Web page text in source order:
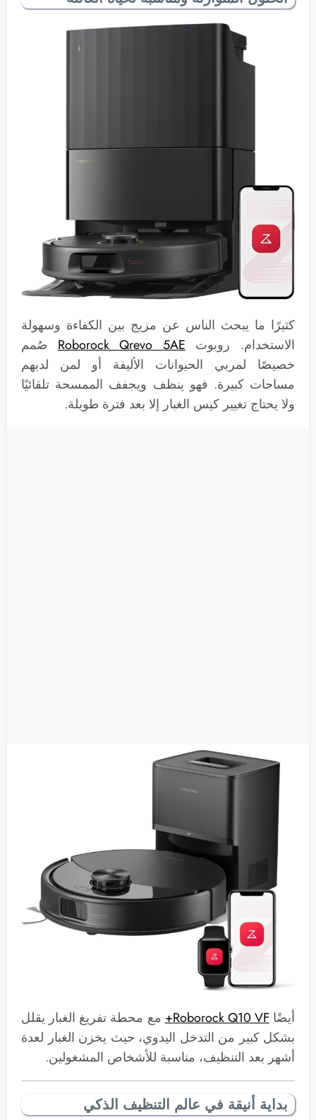
كثيرًا ما يبحث الناس عن مزيج بين الكفاءة وسهولة
الاستخدام. روبوتRoborock Qrevo 5AEصُمم
خصيصًا لمربي الحيوانات الأليفة أو لمن لديهم
مساحات كبيرة. فهو ينظف ويجفف الممسحة تلقائيًا
ولا يحتاج تغيير كيس الغبار إلا بعد فترة طويلة.
أيضًا Roborock Q10 VF+
مع محطة تفريغ الغبار يقلل
بشكل كبير من التدخل اليدوي، حيث يخزن الغبار لعدة
أشهر بعد التنظيف، مناسبة للأشخاص المشغولين.
بداية أنيقة في عالم التنظيف الذكي